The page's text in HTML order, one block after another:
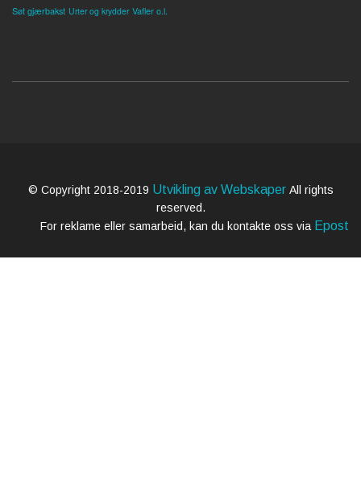
Søt gjærbakst Urter og krydder Vafler o.l.
© Copyright 2018-2019 Utvikling av Webskaper All rights
reserved.
For reklame eller samarbeid, kan du kontakte oss via Epost